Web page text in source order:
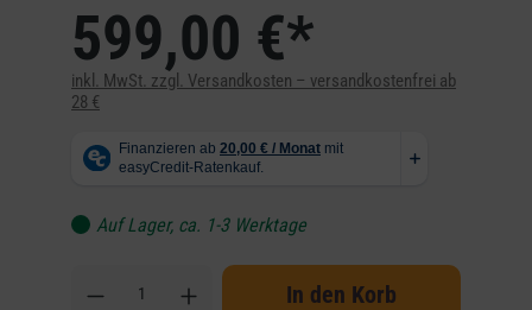
599,00 €*
inkl. MwSt. zzgl. Versandkosten – versandkostenfrei ab
28 €
Auf Lager, ca. 1-3 Werktage
In den Korb